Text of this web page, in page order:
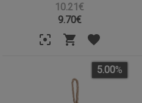
10.21€
9.70€
5.00%